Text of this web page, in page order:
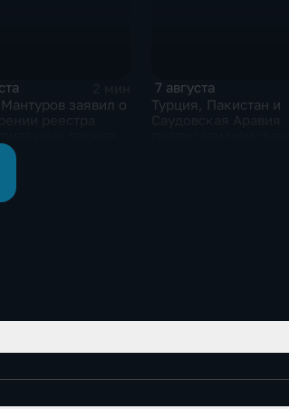
заявил о
области
7 августа
Турция, Пакистан и